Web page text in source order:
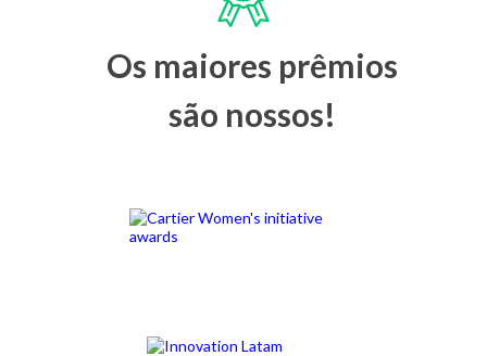
Os maiores prêmios
são nossos!